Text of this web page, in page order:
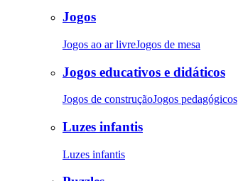
Jogos
Jogos ao ar livreJogos de mesa
Jogos educativos e didáticos
Jogos de construçãoJogos pedagógicos
Luzes infantis
Luzes infantis